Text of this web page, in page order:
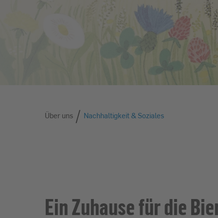
Über uns
Über uns / Nachhaltigkeit & Soziales
Ein Zuhause für die